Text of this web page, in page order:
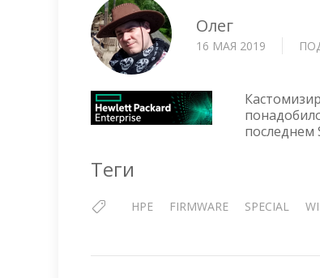
Олег
16 МАЯ 2019
последнем
Теги
HPE FIRMWARE SPECIAL